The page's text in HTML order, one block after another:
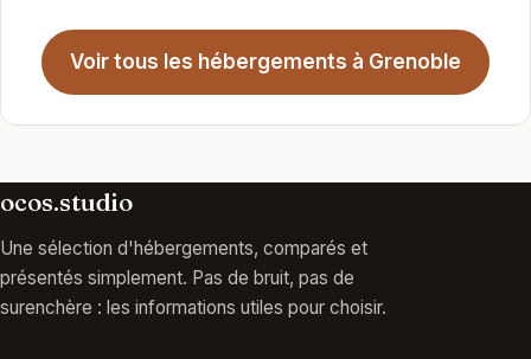
Voir tous les hébergements à Grenoble
ocos.studio
Une sélection d'hébergements, comparés et
présentés simplement. Pas de bruit, pas de
surenchère : les informations utiles pour choisir.